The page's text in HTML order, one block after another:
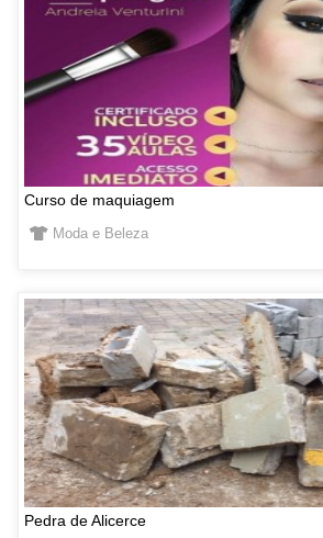
Curso de maquiagem
Moda e Beleza
Pedra de Alicerce